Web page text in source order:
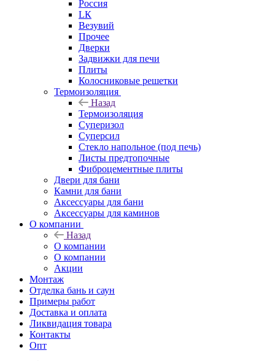
Россия
LК
Везувий
Прочее
Дверки
Задвижки для печи
Плиты
Колосниковые решетки
Термоизоляция
Назад
Термоизоляция
Суперизол
Суперсил
Стекло напольное (под печь)
Листы предтопочные
Фиброцементные плиты
Двери для бани
Камни для бани
Аксессуары для бани
Аксессуары для каминов
О компании
Назад
О компании
О компании
Акции
Монтаж
Отделка бань и саун
Примеры работ
Доставка и оплата
Ликвидация товара
Контакты
Опт